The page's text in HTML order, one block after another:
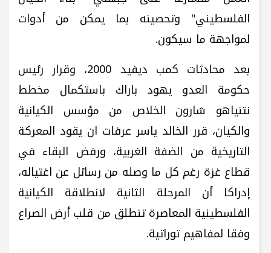
الفلسطيني" وتحصينه بما يمكن من أدوات
لمواجهة ما سيكون.
بعد محادثات كمب ديفيد 2000، وقرار رئيس
حكومة العدو يهود باراك باستكمال مخطط
نتنياهو شارون الخلاص من مؤسس الكيانية
والكيان، قرر الخالد ياسر عرفات ان يقود المعركة
التاريخية من الضفة الغربية، ورفض البقاء في
قطاع غزة رغم كل ما وصله من رسائل عن اغتياله،
إدراكا أن المرحلة الثانية لانطلاقة الكيانية
الفلسطينية المعاصرة تنطلق من قلب أرض الصراع
وفقا لمفاهيم توراتية.